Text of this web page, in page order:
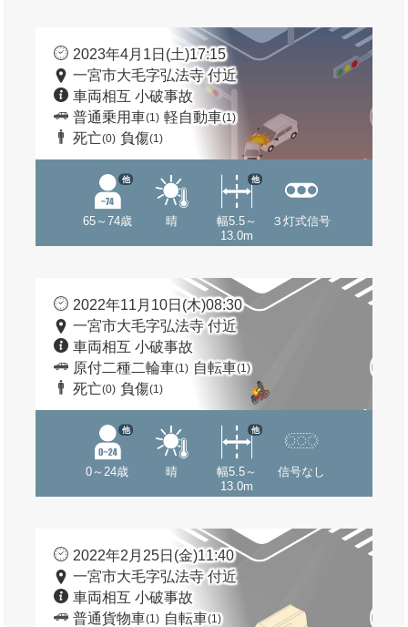
2023年4月1日(土)17:15
一宮市大毛字弘法寺 付近
車両相互 小破事故
普通乗用車(1) 軽自動車(1)
死亡(0) 負傷(1)
65～74歳
他
晴
幅5.5～
13.0m
他
３灯式信号
2022年11月10日(木)08:30
一宮市大毛字弘法寺 付近
車両相互 小破事故
原付二種二輪車(1) 自転車(1)
死亡(0) 負傷(1)
0～24歳
他
晴
幅5.5～
13.0m
他
信号なし
2022年2月25日(金)11:40
一宮市大毛字弘法寺 付近
車両相互 小破事故
普通貨物車(1) 自転車(1)